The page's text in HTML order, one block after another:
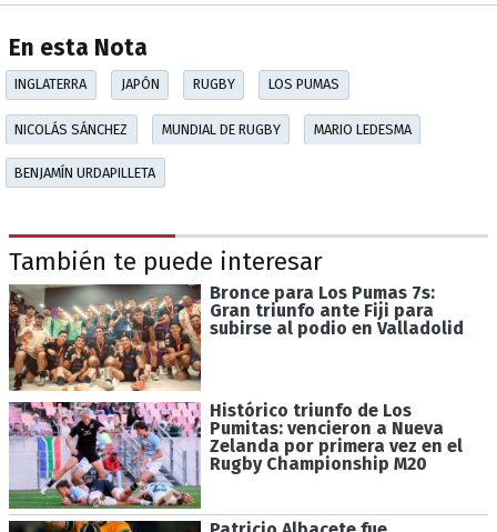
En esta Nota
INGLATERRA JAPÓN RUGBY LOS PUMAS
NICOLÁS SÁNCHEZ MUNDIAL DE RUGBY MARIO LEDESMA
BENJAMÍN URDAPILLETA
También te puede interesar
Bronce para Los Pumas 7s:
Gran triunfo ante Fiji para
subirse al podio en Valladolid
Histórico triunfo de Los
Pumitas: vencieron a Nueva
Zelanda por primera vez en el
Rugby Championship M20